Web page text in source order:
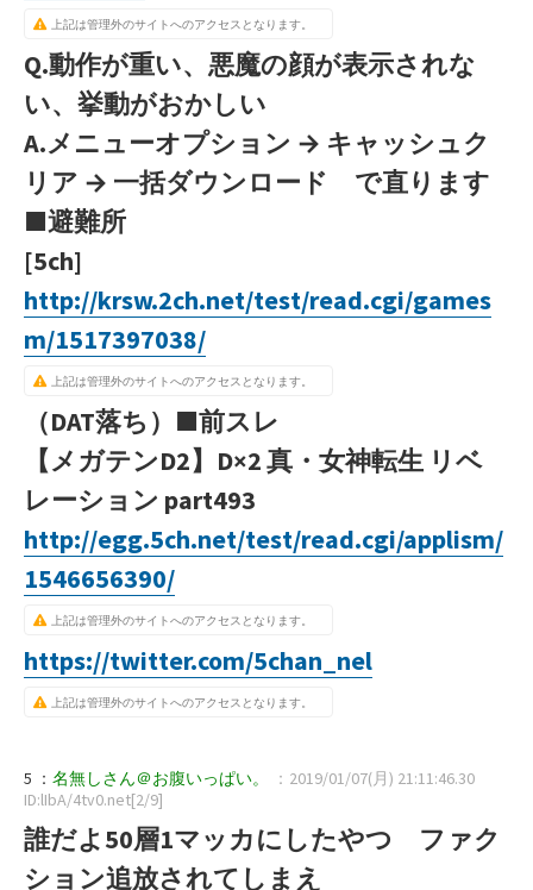
上記は管理外のサイトへのアクセスとなります。
Q.動作が重い、悪魔の顔が表示されな
い、挙動がおかしい
A.メニューオプション → キャッシュク
リア → 一括ダウンロード で直ります
■避難所
[5ch]
http://krsw.2ch.net/test/read.cgi/games
m/1517397038/
上記は管理外のサイトへのアクセスとなります。
（DAT落ち） ■前スレ
【メガテンD2】D×2 真・女神転生 リベ
レーション part493
http://egg.5ch.net/test/read.cgi/applism/
1546656390/
上記は管理外のサイトへのアクセスとなります。
https://twitter.com/5chan_nel
上記は管理外のサイトへのアクセスとなります。
5 ： 名無しさん＠お腹いっぱい。
：2019/01/07(月) 21:11:46.30
ID:lIbA/4tv0.net[2/9]
誰だよ50層1マッカにしたやつ ファク
ション追放されてしまえ